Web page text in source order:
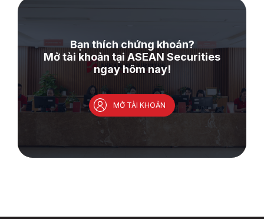
Bạn thích chứng khoán?
Mở tài khoản tại ASEAN Securities
ngay hôm nay!
MỞ TÀI KHOẢN